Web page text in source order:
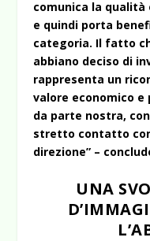
comunica la qualità
e quindi porta
categoria. Il fatto
abbiano deciso di
rappresenta un
valore economico
da parte nostra,
stretto contatto
direzione” –
UNA